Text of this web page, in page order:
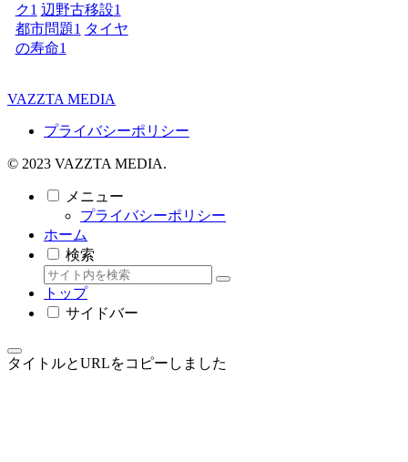
ク1 辺野古移設1
都市問題1 タイヤ
の寿命1
VAZZTA MEDIA
プライバシーポリシー
© 2023 VAZZTA MEDIA.
メニュー
プライバシーポリシー
ホーム
検索
トップ
サイドバー
タイトルとURLをコピーしました